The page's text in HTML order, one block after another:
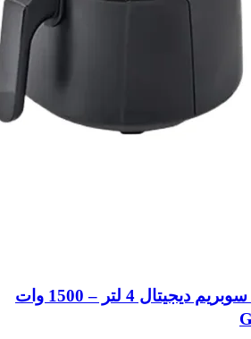
مقلاة كهربائية جنرال سوبريم ديجيتال 4 لتر – 1500 وات